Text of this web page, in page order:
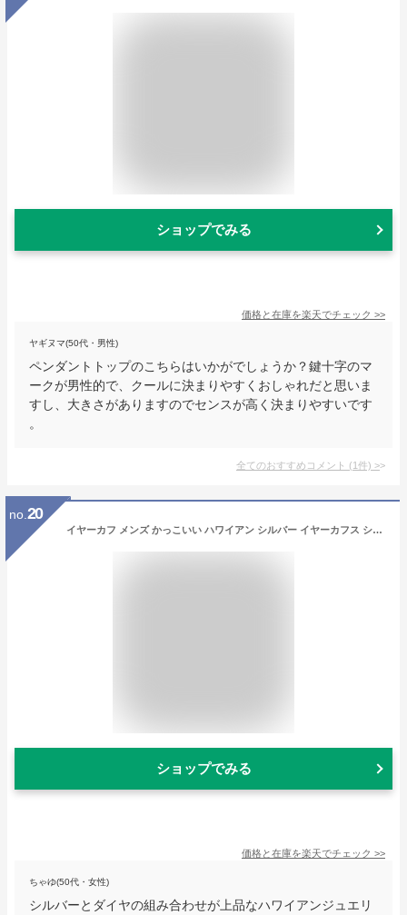
ショップでみる
価格と在庫を楽天でチェック >>
ヤギヌマ(50代・男性)
ペンダントトップのこちらはいかがでしょうか？鍵十字のマ
ークが男性的で、クールに決まりやすくおしゃれだと思いま
すし、大きさがありますのでセンスが高く決まりやすいです
。
全てのおすすめコメント (1件) >
no. 20
イヤーカフ メンズ かっこいい ハワイアン シルバー イヤーカフス シルバー925 ノンホールピアス アレルギー イヤリング 片耳 イヤーフック silver 925 フィッシュフック 福袋
ショップでみる
価格と在庫を楽天でチェック >>
ちゃゆ(50代・女性)
シルバーとダイヤの組み合わせが上品なハワイアンジュエリ